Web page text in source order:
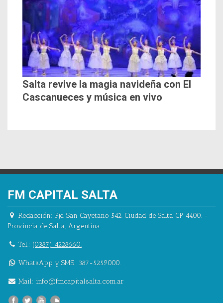
Salta revive la magia navideña con El
Cascanueces y música en vivo
FM CAPITAL SALTA
Redacción: Pje. San Cayetano 542. Ciudad de Salta CP 4400. -
Provincia de Salta., Argentina.
Tel.: (0387) 4228660.
WhatsApp y SMS: 387-5259000.
Mail: info@fmcapitalsalta.com.ar